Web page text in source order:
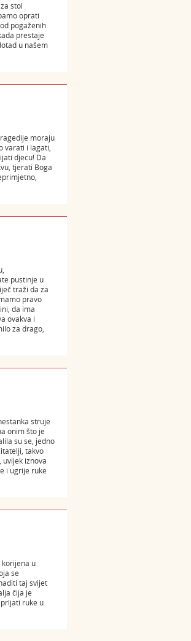
stol
oprati
pogaženih
prestaje
u našem
moraju
varati i lagati,
djecu! Da
tjerati Boga
pustinje u
traži da za
pravo
da ima
ovakva i
za drago,
struje
onim što je
su se, jedno
takvo
iznova
i ugrije ruke
korijena u
se
taj svijet
čija je
ruke u